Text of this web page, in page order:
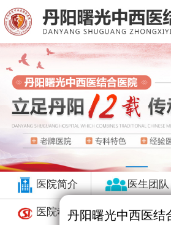
医院简介 医生团队
医院动态 预约挂号
丹阳曙光中西医结